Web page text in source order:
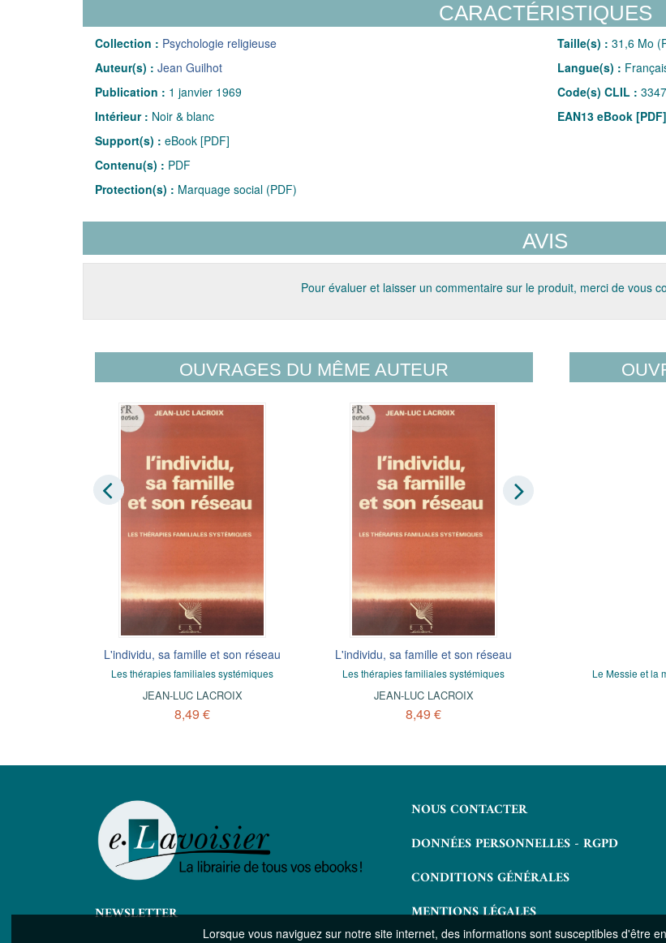
Lorsque vous naviguez sur notre site internet, des informations sont susceptibles d'être
CARACTÉRISTIQUES
Collection : Psychologie religieuse
Auteur(s) : Jean Guilhot
Publication : 1 janvier 1969
Intérieur : Noir & blanc
Support(s) : eBook [PDF]
Contenu(s) : PDF
Protection(s) : Marquage social (PDF)
Taille(s) : 31,6 Mo
Langue(s) :
Code(s) CLIL :
EAN13 eBook
AVIS
Pour évaluer et laisser un commentaire sur le produit, merci de vous
OUVRAGES DU MÊME AUTEUR
L'individu, sa famille et son réseau
Les thérapies familiales systémiques
JEAN-LUC LACROIX
8,49 €
L'individu, sa famille et son réseau
Les thérapies familiales systémiques
JEAN-LUC LACROIX
8,49 €
Pathologie et
Au-delà des religions
Le Messie et la mystique des temps nouveaux, vers le Dieu d'une révolution spirituelle,
Le Messie et la
NEWSLETTER
NOUS CONTACTER
DONNÉES PERSONNELLES - RGPD
CONDITIONS GÉNÉRALES
MENTIONS LÉGALES